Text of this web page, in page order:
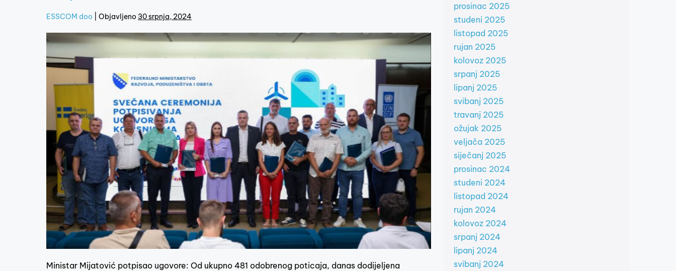
ESSCOM doo Objavljeno 30 srpnja, 2024
Ministar Mijatović potpisao ugovore: Od ukupno 481 odobrenog poticaja, danas dodijeljena
prosinac 2025
studeni 2025
listopad 2025
rujan 2025
kolovoz 2025
srpanj 2025
lipanj 2025
svibanj 2025
travanj 2025
ožujak 2025
veljača 2025
siječanj 2025
prosinac 2024
studeni 2024
listopad 2024
rujan 2024
kolovoz 2024
srpanj 2024
lipanj 2024
svibanj 2024